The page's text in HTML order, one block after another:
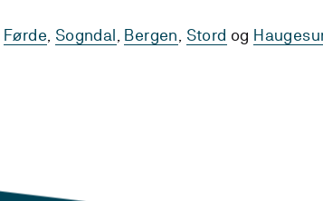
Førde, Sogndal, Bergen, Stord og